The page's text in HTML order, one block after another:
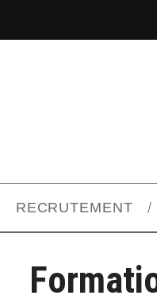
RECRUTEMENT